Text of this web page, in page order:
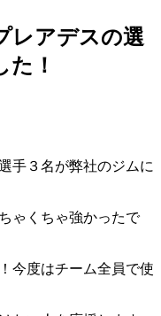
レアデスの選
！
手３名が弊社のジムに
ゃくちゃ強かったで
今度はチーム全員で使